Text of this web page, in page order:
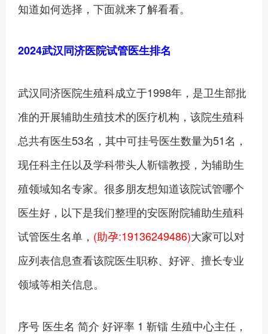
知道如何选择，下面就来了解看看。
2024武汉同济医院试管医生排名
武汉同济医院生殖科成立于1998年，是卫生部批
准的开展辅助生殖技术的医疗机构，该院生殖科
总共有医生53名，其中可挂号医生数量为51名，
现任科主任以及学科带头人靳镭教授，为辅助生
殖领域知名专家。很多朋友想知道该院试管哪个
医生好，以下是我们整理的安医附院辅助生殖科
试管医生名单， (助孕:19136249486)大家可以对
应列表信息查看该院医生职称、好评、擅长专业
领域等相关信息。
序号 医生名 简介 好评率 1 靳镭 生殖中心主任，